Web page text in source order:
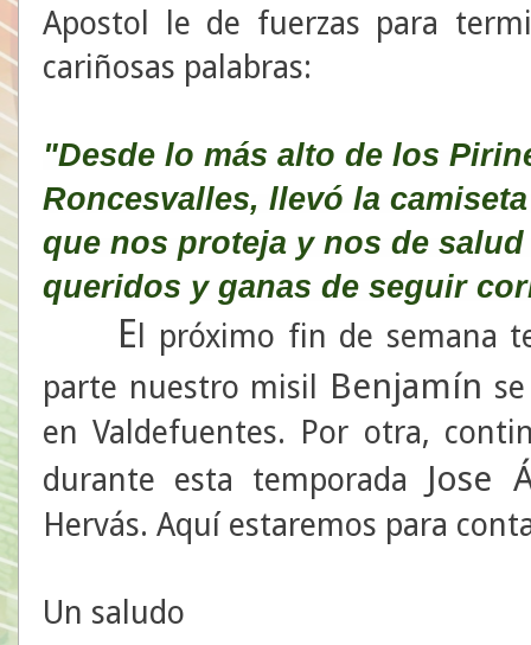
Apostol le de fuerzas para
cariñosas palabras:
"Desde lo más alto de los
Roncesvalles, llevó la
que nos proteja y nos de
queridos y ganas de seguir
E l próximo fin de semana
parte nuestro misil Benjamín
en Valdefuentes. Por otra,
durante esta temporada Jose
Hervás. Aquí estaremos para
Un saludo